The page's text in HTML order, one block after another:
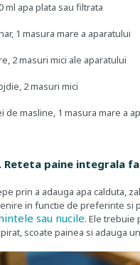
ml apa plata sau filtrata
1 masura mare a aparatului
2 masuri mici ale aparatului
2 masuri mici
de masline, 1 masura mare a
Reteta paine integrala
prin a adauga apa calduta,
in functie de preferinte si
sau nucile. Ele trebuie
scoate painea si adauga